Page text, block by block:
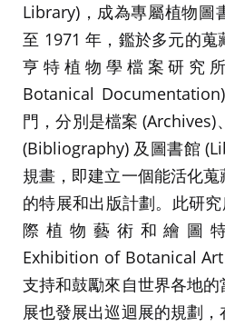
Library)，成為專屬植物圖
至 1971 年，鑑於多元的
亨特植物學檔案研究
Botanical
門，分別是檔案 (Archives)
(Bibliography) 及圖書館
規畫，即建立一個能活化
的特展和出版計劃。此研
際植物藝術和繪圖特
Exhibition of Botanical
支持和鼓勵來自世界各地
展也發展出巡迴展的規劃